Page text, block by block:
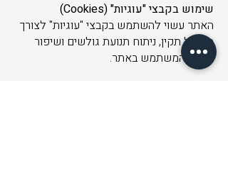
שימוש בקבצי "עוגיות" (Cookies)
האתר עשוי להשתמש בקבצי "עוגיות" לצורך
תפעול תקין, ניתוח תנועת גולשים ושיפור
חוויית המשתמש באתר.